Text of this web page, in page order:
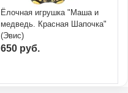
Ёлочная игрушка "Маша и
медведь. Красная Шапочка"
(Эвис)
650 руб.